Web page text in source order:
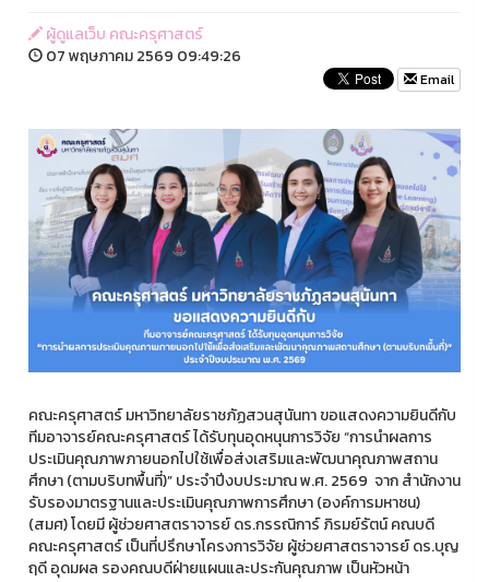
ผู้ดูแลเว็บ คณะครุศาสตร์
07 พฤษภาคม 2569 09:49:26
Email
คณะครุศาสตร์ มหาวิทยาลัยราชภัฏสวนสุนันทา ขอแสดงความยินดีกับ
ทีมอาจารย์คณะครุศาสตร์ ได้รับทุนอุดหนุนการวิจัย “การนำผลการ
ประเมินคุณภาพภายนอกไปใช้เพื่อส่งเสริมและพัฒนาคุณภาพสถาน
ศึกษา (ตามบริบทพื้นที่)” ประจำปีงบประมาณ พ.ศ. 2569 จาก สำนักงาน
รับรองมาตรฐานและประเมินคุณภาพการศึกษา (องค์การมหาชน)
(สมศ) โดยมี ผู้ช่วยศาสตราจารย์ ดร.กรรณิการ์ ภิรมย์รัตน์ คณบดี
คณะครุศาสตร์ เป็นที่ปรึกษาโครงการวิจัย ผู้ช่วยศาสตราจารย์ ดร.บุญ
ฤดี อุดมผล รองคณบดีฝ่ายแผนและประกันคุณภาพ เป็นหัวหน้า